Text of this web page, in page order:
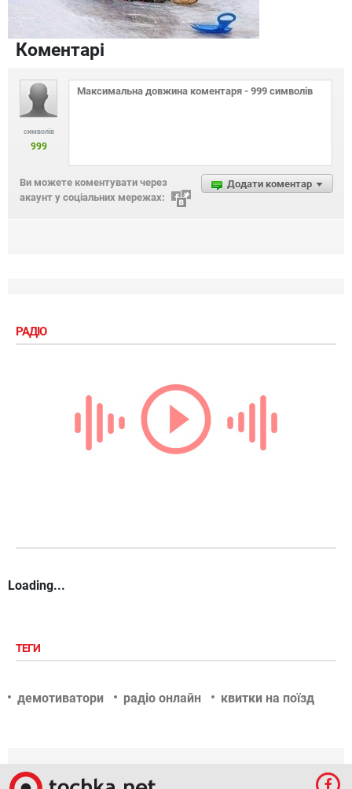
Коментарі
символів
999
Додати коментар
Ви можете коментувати через
акаунт у соціальних мережах:
РАДІО
Loading...
ТЕГИ
демотиватори радіо онлайн квитки на поїзд